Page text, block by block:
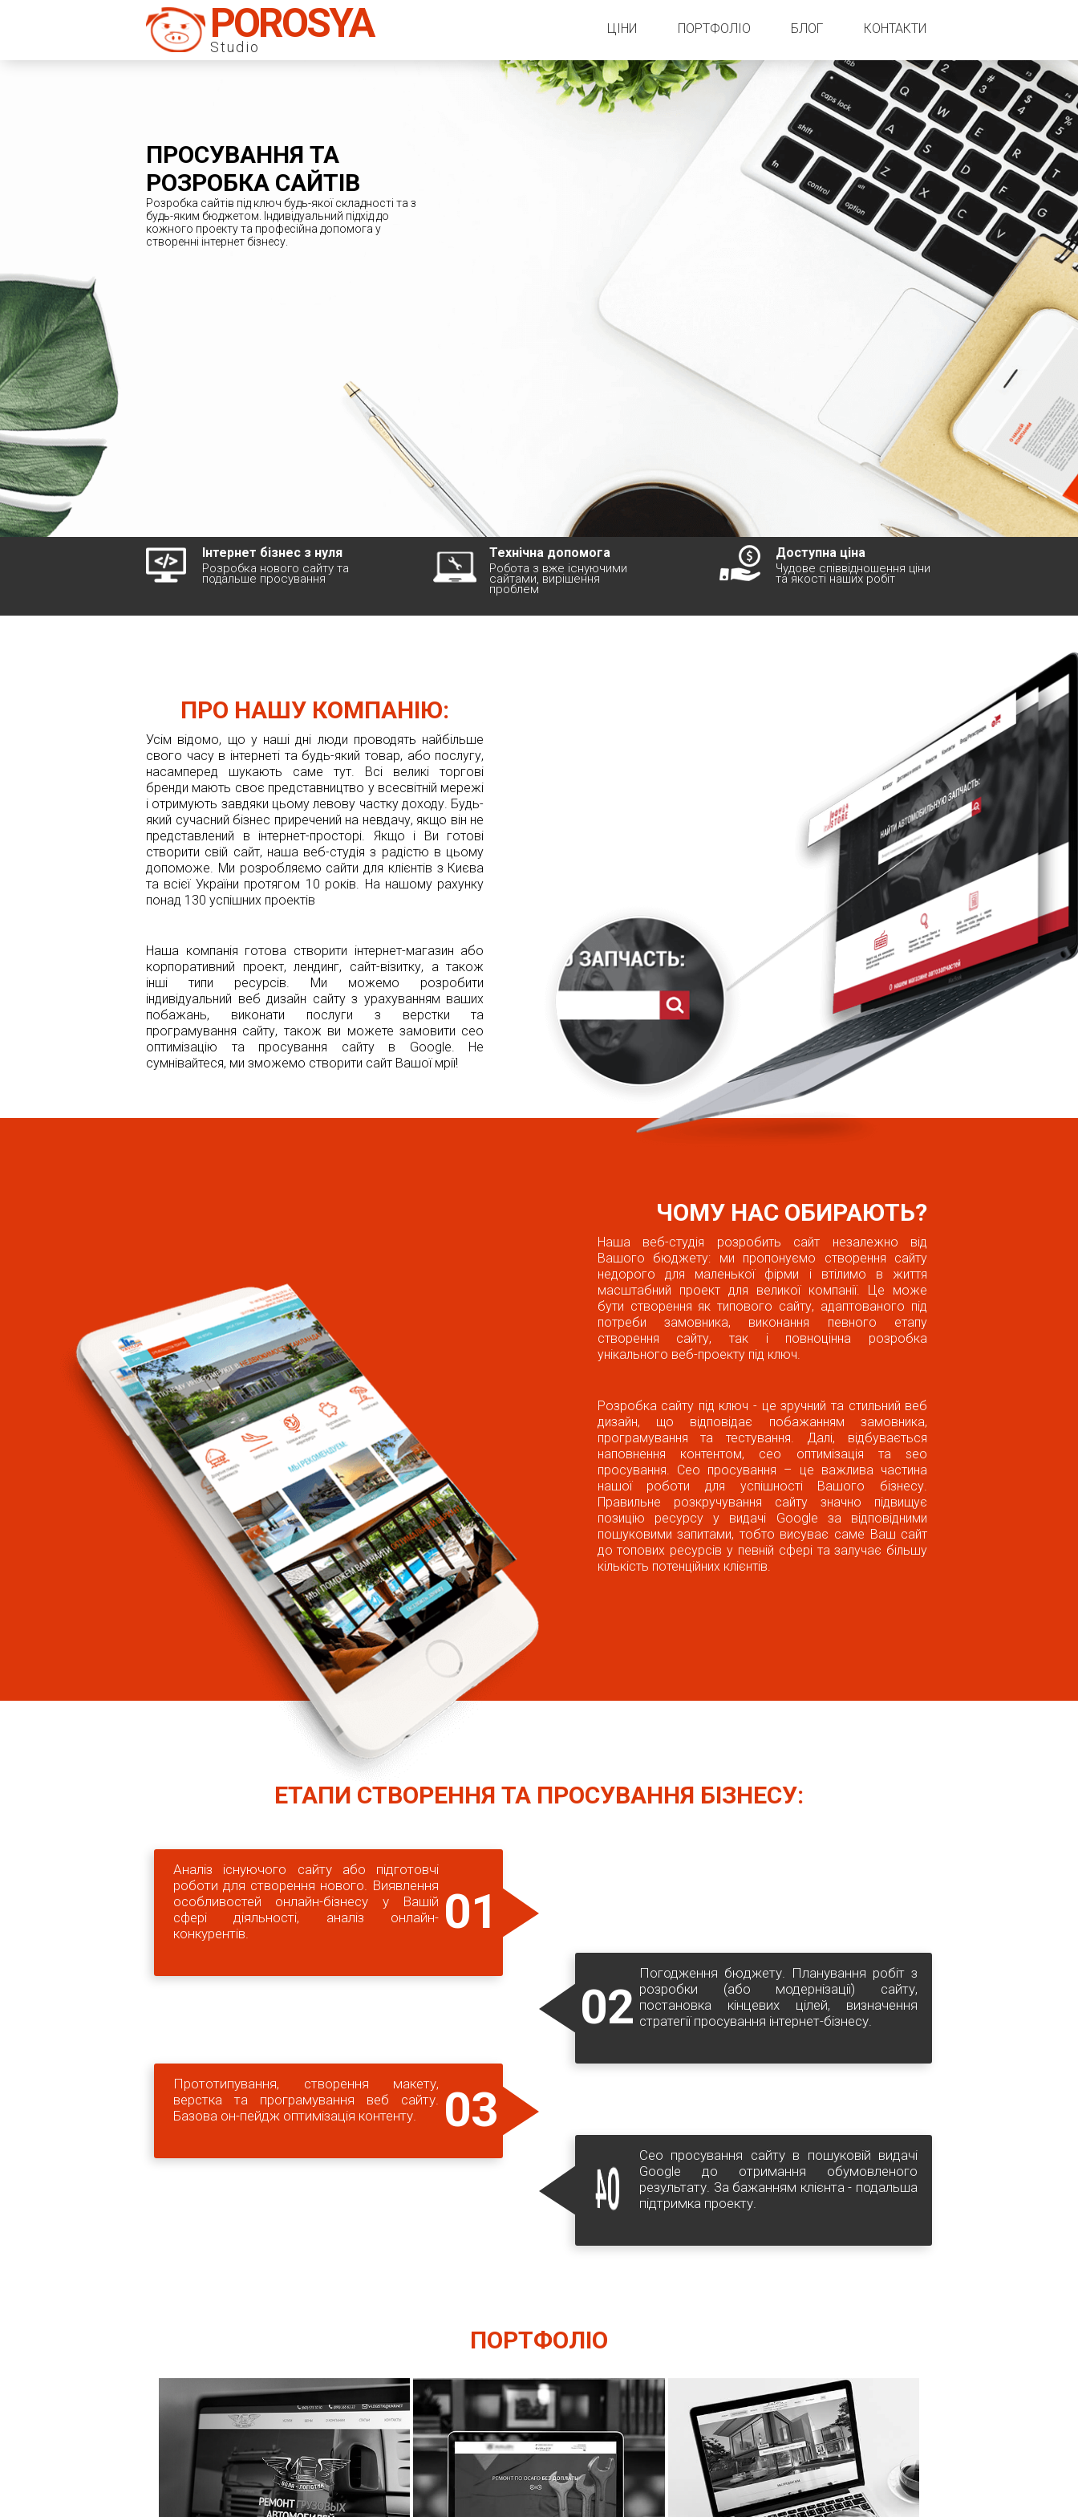
POROSYA
Studio
ЦІНИ ПОРТФОЛІО БЛОГ
Важлива інформація
OpenCart
Дизайн
ACF Документація
КОНТАКТИ
ПРОСУВАННЯ ТА
РОЗРОБКА САЙТІВ
Розробка сайтів під ключ будь-якої складності та з
будь-яким бюджетом. Індивідуальний підхід до
кожного проекту та професійна допомога у
створенні інтернет бізнесу.
Інтернет бізнес з нуля
Розробка нового сайту та
подальше просування
Технічна допомога
Робота з вже існуючими
сайтами, вирішення
проблем
Доступна ціна
Чудове співвідношення ціни
та якості наших робіт
ПРО НАШУ КОМПАНІЮ:
Усім відомо, що у наші дні люди проводять найбільше
свого часу в інтернеті та будь-який товар, або послугу,
насамперед шукають саме тут. Всі великі торгові
бренди мають своє представництво у всесвітній мережі
і отримують завдяки цьому левову частку доходу. Будь-
який сучасний бізнес приречений на невдачу, якщо він не
представлений в інтернет-просторі. Якщо і Ви готові
створити свій сайт, наша веб-студія з радістю в цьому
допоможе. Ми розробляємо сайти для клієнтів з Києва
та всієї України протягом 10 років. На нашому рахунку
понад 130 успішних проектів
Наша компанія готова створити інтернет-магазин або
корпоративний проект, лендинг, сайт-візитку, а також
інші типи ресурсів. Ми можемо розробити
індивідуальний веб дизайн сайту з урахуванням ваших
побажань, виконати послуги з верстки та
програмування сайту, також ви можете замовити сео
оптимізацію та просування сайту в Google. Не
сумнівайтеся, ми зможемо створити сайт Вашої мрії!
ЧОМУ НАС ОБИРАЮТЬ?
Наша веб-студія розробить сайт незалежно від
Вашого бюджету: ми пропонуємо створення сайту
недорого для маленької фірми і втілимо в життя
масштабний проект для великої компанії. Це може
бути створення як типового сайту, адаптованого під
потреби замовника, виконання певного етапу
створення сайту, так і повноцінна розробка
унікального веб-проекту під ключ.
Розробка сайту під ключ - це зручний та стильний веб
дизайн, що відповідає побажанням замовника,
програмування та тестування. Далі, відбувається
наповнення контентом, сео оптимізація та seo
просування. Сео просування – це важлива частина
нашої роботи для успішності Вашого бізнесу.
Правильне розкручування сайту значно підвищує
позицію ресурсу у видачі Google за відповідними
пошуковими запитами, тобто висуває саме Ваш сайт
до топових ресурсів у певній сфері та залучає більшу
кількість потенційних клієнтів.
ЕТАПИ СТВОРЕННЯ ТА ПРОСУВАННЯ БІЗНЕСУ:
Аналіз існуючого сайту або підготовчі
роботи для створення нового. Виявлення
особливостей онлайн-бізнесу у Вашій
сфері діяльності, аналіз онлайн-
конкурентів.
01
02
Погодження бюджету. Планування робіт з
розробки (або модернізації) сайту,
постановка кінцевих цілей, визначення
стратегії просування інтернет-бізнесу.
Прототипування, створення макету,
верстка та програмування веб сайту.
Базова он-пейдж оптимізація контенту.
03
04
Сео просування сайту в пошуковій видачі
Google до отримання обумовленого
результату. За бажанням клієнта - подальша
підтримка проекту.
ПОРТФОЛІО